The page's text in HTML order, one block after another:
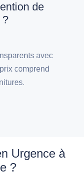
de
?
avec
comprend
Urgence à
?